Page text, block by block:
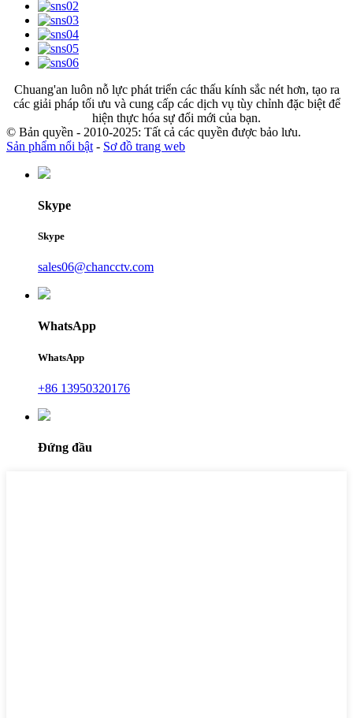
Chuang'an luôn nỗ lực phát triển các thấu kính sắc nét hơn, tạo ra
các giải pháp tối ưu và cung cấp các dịch vụ tùy chỉnh đặc biệt để
hiện thực hóa sự đổi mới của bạn.
© Bản quyền - 2010-2025: Tất cả các quyền được bảo lưu.
Sản phẩm nổi bật - Sơ đồ trang web
Skype
Skype
sales06@chancctv.com
WhatsApp
WhatsApp
+86 13950320176
Đứng đầu